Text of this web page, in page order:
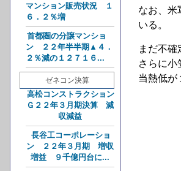
マンション販売状況 １
６．２％増
首都圏の分譲マンショ
ン ２２年半半期▲４．
２％減の１２７１６...
ゼネコン決算
高松コンストラクション
Ｇ２２年３月期決算 減
収減益
長谷工コーポレーショ
ン ２２年３月期 増収
増益 ９千億円台に...
なお、米
いる。
まだ不確
さらに小
当熱低が